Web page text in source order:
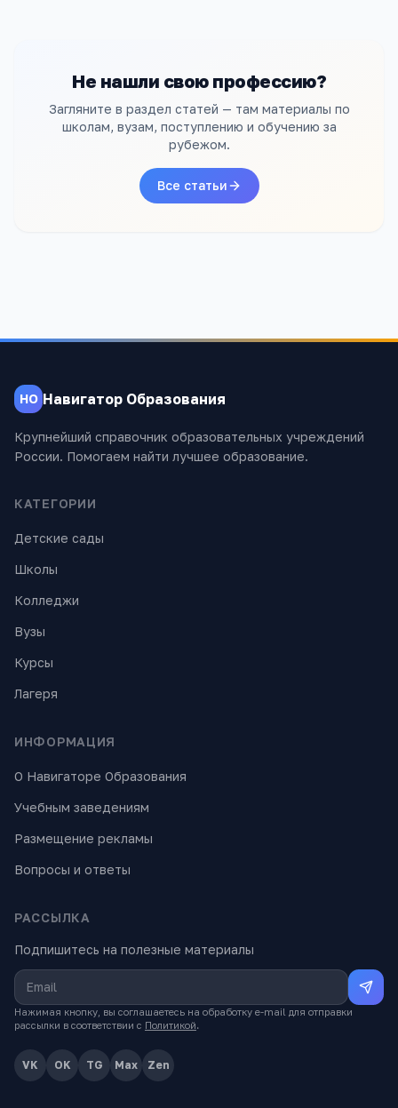
Не нашли свою профессию?
Загляните в раздел статей — там материалы по
школам, вузам, поступлению и обучению за
рубежом.
Все статьи
НО Навигатор Образования
Крупнейший справочник образовательных учреждений
России. Помогаем найти лучшее образование.
КАТЕГОРИИ
Детские сады
Школы
Колледжи
Вузы
Курсы
Лагеря
ИНФОРМАЦИЯ
О Навигаторе Образования
Учебным заведениям
Размещение рекламы
Вопросы и ответы
РАССЫЛКА
Подпишитесь на полезные материалы
Нажимая кнопку, вы соглашаетесь на обработку e-mail для отправки
рассылки в соответствии с Политикой.
VK OK TG Max Zen